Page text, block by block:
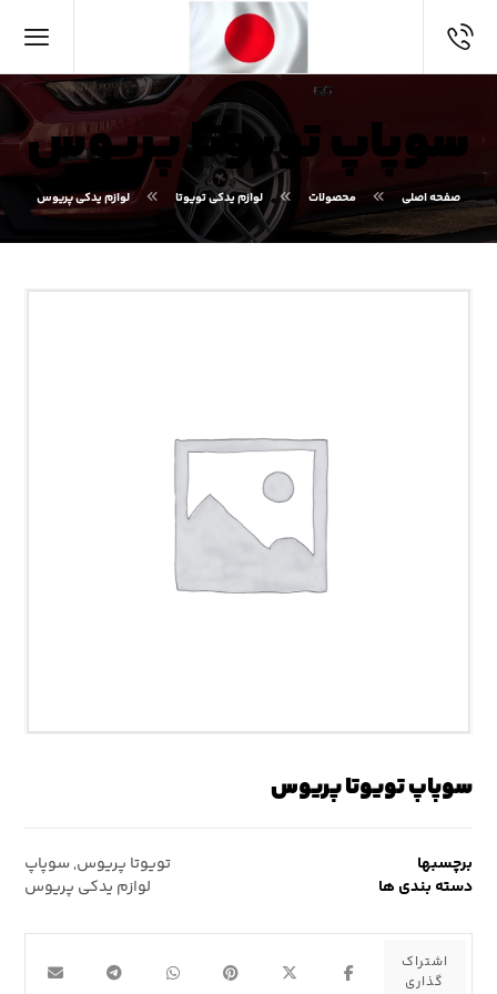
سوپاپ تویوتا پریوس
صفحه اصلی محصولات لوازم یدکی تویوتا لوازم یدکی پریوس
سوپاپ تویوتا پریوس
برچسبها تویوتا پریوس,سوپاپ
دسته بندی ها
لوازم یدکی پریوس